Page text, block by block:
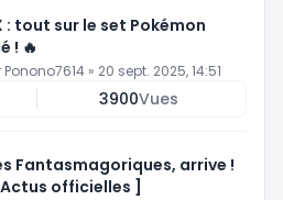
: tout sur le set Pokémon
! 🔥
Ponono7614 » 20 sept. 2025, 14:51
3900Vues
Fantasmagoriques, arrive !
officielles ]